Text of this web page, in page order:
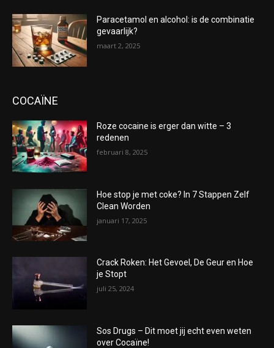
Paracetamol en alcohol: is de combinatie
gevaarlijk?
maart 2, 2025
COCAÏNE
Roze cocaine is erger dan witte – 3
redenen
februari 8, 2025
Hoe stop je met coke? In 7 Stappen Zelf
Clean Worden
januari 17, 2025
Crack Roken: Het Gevoel, De Geur en Hoe
je Stopt
juli 25, 2024
Sos Drugs – Dit moet jij echt even weten
over Cocaïne!